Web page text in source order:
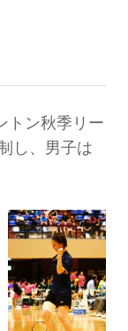
トン秋季リー
し、男子は